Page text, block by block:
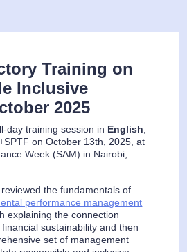
Training on
Inclusive
2025
day training session in English,
on October 13th, 2025, at
Week (SAM) in Nairobi,
the fundamentals of
performance management
explaining the connection
sustainability and then
set of management